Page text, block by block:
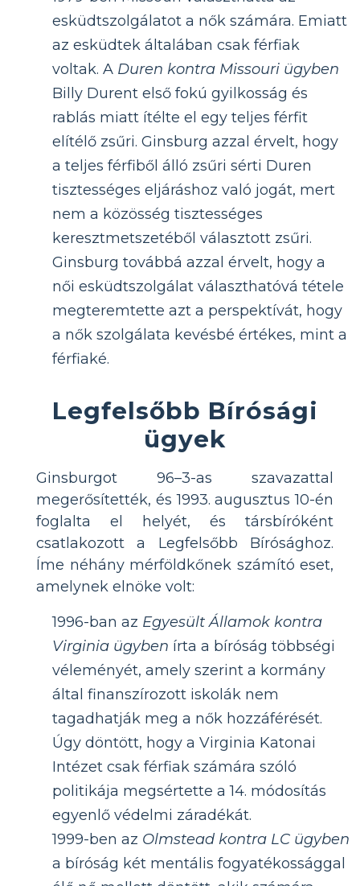
esküdtszolgálatot a nők számára. Emiatt
az esküdtek általában csak férfiak
voltak. A Duren kontra Missouri ügyben
Billy Durent első fokú gyilkosság és
rablás miatt ítélte el egy teljes férfit
elítélő zsűri. Ginsburg azzal érvelt, hogy
a teljes férfiből álló zsűri sérti Duren
tisztességes eljáráshoz való jogát, mert
nem a közösség tisztességes
keresztmetszetéből választott zsűri.
Ginsburg továbbá azzal érvelt, hogy a
női esküdtszolgálat választhatóvá tétele
megteremtette azt a perspektívát, hogy
a nők szolgálata kevésbé értékes, mint a
férfiaké.
Legfelsőbb Bírósági
ügyek
Ginsburgot 96–3-as szavazattal
megerősítették, és 1993. augusztus 10-én
foglalta el helyét, és társbíróként
csatlakozott a Legfelsőbb Bírósághoz.
Íme néhány mérföldkőnek számító eset,
amelynek elnöke volt:
1996-ban az Egyesült Államok kontra
Virginia ügyben írta a bíróság többségi
véleményét, amely szerint a kormány
által finanszírozott iskolák nem
tagadhatják meg a nők hozzáférését.
Úgy döntött, hogy a Virginia Katonai
Intézet csak férfiak számára szóló
politikája megsértette a 14. módosítás
egyenlő védelmi záradékát.
1999-ben az Olmstead kontra LC ügyben
a bíróság két mentális fogyatékossággal